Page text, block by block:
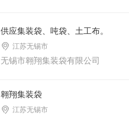
供应集装袋、吨袋、土工布。
江苏无锡市
无锡市翱翔集装袋有限公司
翱翔集装袋
江苏无锡市